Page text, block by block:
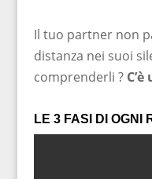
Il tuo partner non
distanza nei suoi
comprenderli ?
LE 3 FASI DI OGNI